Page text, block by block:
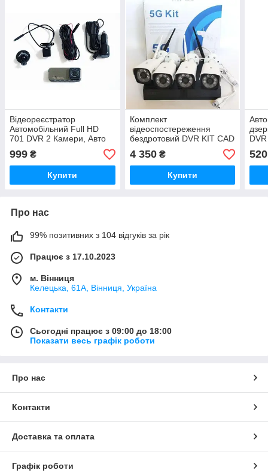
Відеореєстратор
Автомобільний Full HD
701 DVR 2 Камери, Авто
Реєстратор з Камерою
Заднього Виду
999 ₴
Купити
Комплект
відеоспостереження
бездротовий DVR KIT CAD
Full HD UKC 8004/6673
WiFi 4ch набір на 4
камери
4 350₴
Купити
виду
520
Про нас
99% позитивних з 104 відгуків за рік
Працює з 17.10.2023
м. Вінниця
Келецька, 61А, Вінниця, Україна
Контакти
Сьогодні працює з 09:00 до 18:00
Показати весь графік роботи
Про нас
Контакти
Доставка та оплата
Графік роботи